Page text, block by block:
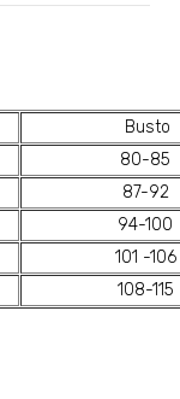
Busto
80-85
87-92
94-100
101 -106
108-115